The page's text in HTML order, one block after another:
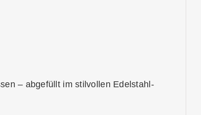
– abgefüllt im stilvollen Edelstahl-